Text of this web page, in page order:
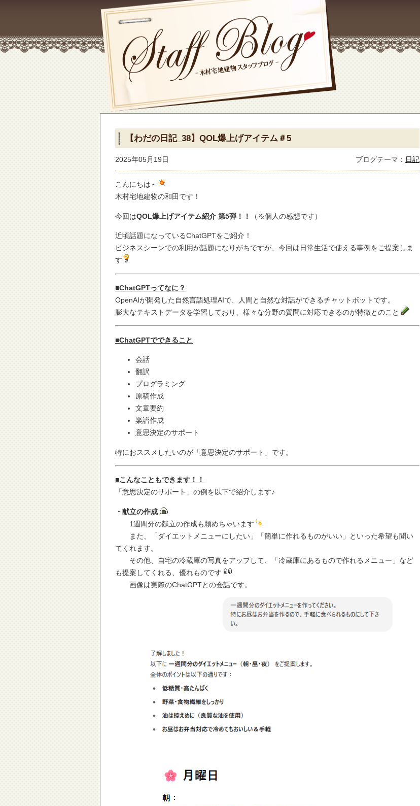
【わだの日記_38】QOL爆上げアイテム＃5
2025年05月19日 ブログテーマ： 日記
こんにちは～
木村宅地建物の和田です！
今回はQOL爆上げアイテム紹介 第5弾！！ （※個人の感想です）
近頃話題になっているChatGPTをご紹介！
ビジネスシーンでの利用が話題になりがちですが、今回は日常生活で使える事例をご提案しま
す
■ChatGPTってなに？
OpenAIが開発した自然言語処理AIで、人間と自然な対話ができるチャットボットです。
膨大なテキストデータを学習しており、様々な分野の質問に対応できるのが特徴とのこと
■ChatGPTでできること
会話
翻訳
プログラミング
原稿作成
文章要約
楽譜作成
意思決定のサポート
特におススメしたいのが「意思決定のサポート」です。
■こんなこともできます！！
「意思決定のサポート」の例を以下で紹介します♪
・献立の作成
1週間分の献立の作成も頼めちゃいます
また、「ダイエットメニューにしたい」「簡単に作れるものがいい」といった希望も聞い
てくれます。
その他、自宅の冷蔵庫の写真をアップして、「冷蔵庫にあるもので作れるメニュー」など
も提案してくれる、優れものです
画像は実際のChatGPTとの会話です。